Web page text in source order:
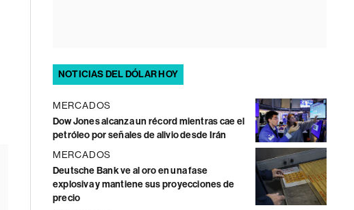
NOTICIAS DEL DÓLAR HOY
MERCADOS
Dow Jones alcanza un récord mientras cae el
petróleo por señales de alivio desde Irán
MERCADOS
Deutsche Bank ve al oro en una fase
explosiva y mantiene sus proyecciones de
precio